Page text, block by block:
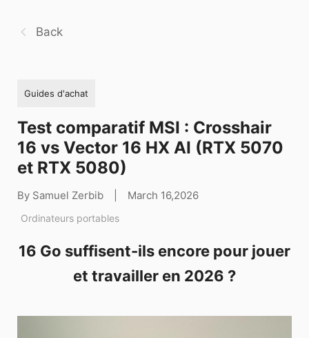
Back
Guides d'achat
Test comparatif MSI : Crosshair
16 vs Vector 16 HX AI (RTX 5070
et RTX 5080)
By Samuel Zerbib March 16,2026
Ordinateurs portables
16 Go suffisent-ils encore pour jouer
et travailler en 2026 ?